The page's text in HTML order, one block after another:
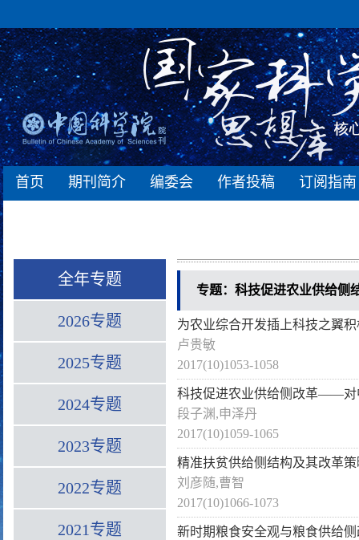
首页 期刊简介 编委会 作者投稿 订阅指南
全年专题
2026专题
2025专题
2024专题
2023专题
2022专题
2021专题
专题：科技促进农业供给侧
为农业综合开发插上科技之翼
卢贵敏
2017(10)1053-1058
科技促进农业供给侧改革——对
段子渊,申泽丹
2017(10)1059-1065
精准扶贫供给侧结构及其改革策
刘彦随,曹智
2017(10)1066-1073
新时期粮食安全观与粮食供给